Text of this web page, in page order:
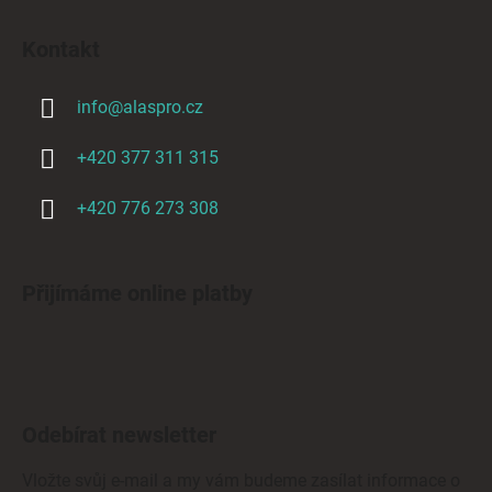
info@alaspro.cz
+420 377 311 315
+420 776 273 308